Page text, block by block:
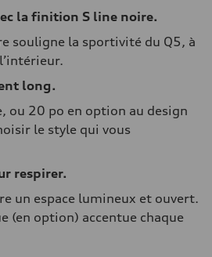
la finition S line noire.
souligne la sportivité du Q5, à
long.
ou 20 po en option au design
le style qui vous
respirer.
un espace lumineux et ouvert.
(en option) accentue chaque